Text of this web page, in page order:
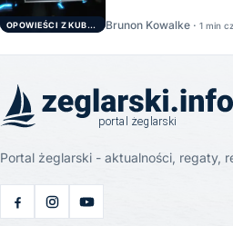
OPOWIEŚCI Z KUBRYKU Brunon Kowalke · 1 min
Portal żeglarski - aktualności, regaty,